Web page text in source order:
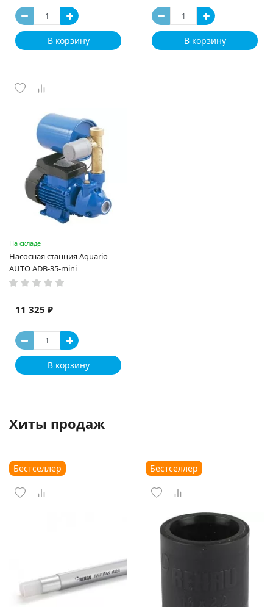
В корзину В корзину
На складе
Насосная станция Aquario
AUTO ADB-35-mini
11 325 ₽
В корзину
Хиты продаж
Бестселлер Бестселлер